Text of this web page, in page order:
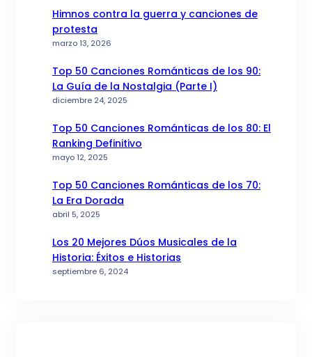
Himnos contra la guerra y canciones de
protesta
marzo 13, 2026
Top 50 Canciones Románticas de los 90:
La Guía de la Nostalgia (Parte I)
diciembre 24, 2025
Top 50 Canciones Románticas de los 80: El
Ranking Definitivo
mayo 12, 2025
Top 50 Canciones Románticas de los 70:
La Era Dorada
abril 5, 2025
Los 20 Mejores Dúos Musicales de la
Historia: Éxitos e Historias
septiembre 6, 2024